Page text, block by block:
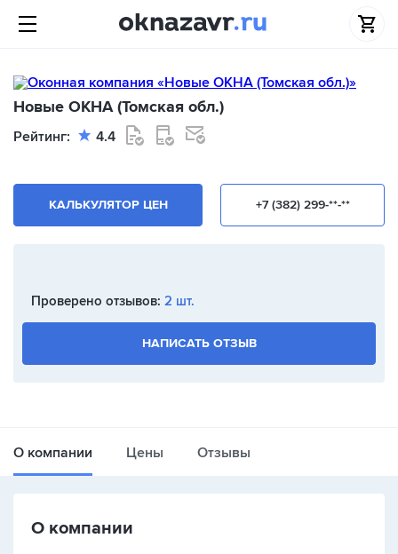
Новые ОКНА (Томская обл.)
Рейтинг: 4.4
+7 (382) 299-**-**
КАЛЬКУЛЯТОР ЦЕН
Проверено отзывов: 2 шт.
НАПИСАТЬ ОТЗЫВ
О компании Цены Отзывы
О компании